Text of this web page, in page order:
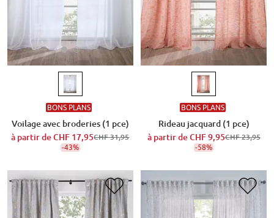
BONS PLANS
Voilage avec broderies (1 pce)
à partir deCHF 17,95CHF 31,95
-43%
BONS PLANS
Rideau jacquard (1 pce)
à partir deCHF 9,95CHF 23,95
-58%